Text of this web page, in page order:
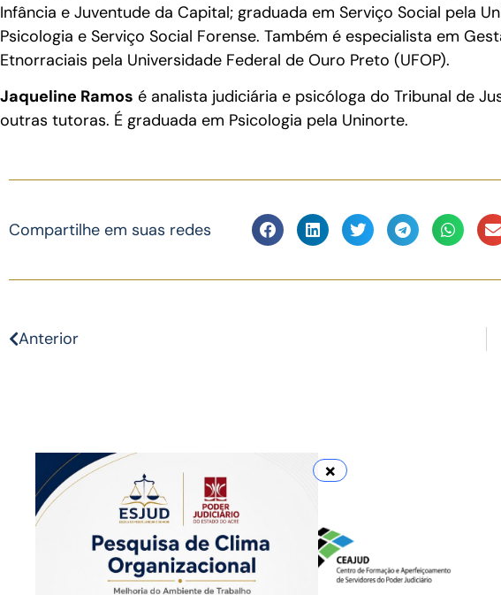
Infância e Juventude da Capital; graduada em Serviço Social pela
Psicologia e Serviço Social Forense. Também é especialista em
Etnorraciais pela Universidade Federal de Ouro Preto (UFOP).
Jaqueline Ramos é analista judiciária e psicóloga do Tribunal de
outras tutoras. É graduada em Psicologia pela Uninorte.
Compartilhe em suas redes
Anterior